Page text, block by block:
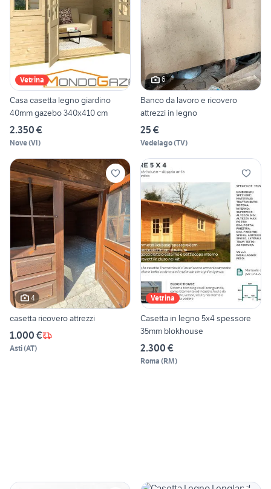
Vetrina
Casa casetta legno giardino
40mm gazebo 340x410 cm
2.350 €
Nove(VI)
6
Banco da lavoro e ricovero
attrezzi in legno
25 €
Vedelago(TV)
4
casetta ricovero attrezzi
1.000 €
Asti(AT)
Vetrina
Casetta in legno 5x4 spessore
35mm blokhouse
2.300 €
Roma (RM)